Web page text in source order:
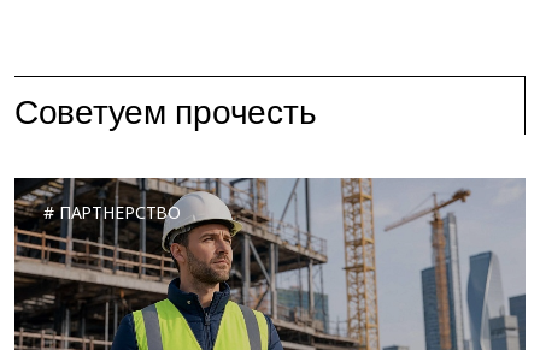
Советуем прочесть
ПАРТНЕРСТВО